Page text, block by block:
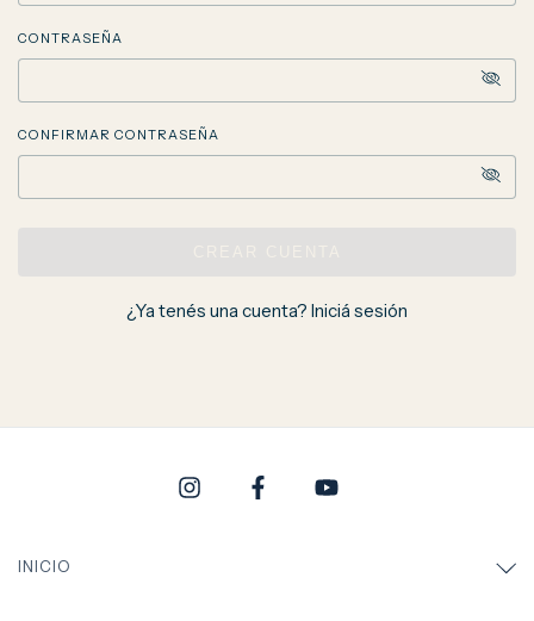
CONTRASEÑA
CONFIRMAR CONTRASEÑA
¿Ya tenés una cuenta? Iniciá sesión
INICIO